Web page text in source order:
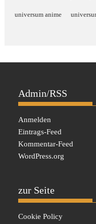
universum anime
Admin/RSS
Anmelden
Eintrags-Feed
Kommentar-Feed
WordPress.org
zur Seite
Cookie Policy